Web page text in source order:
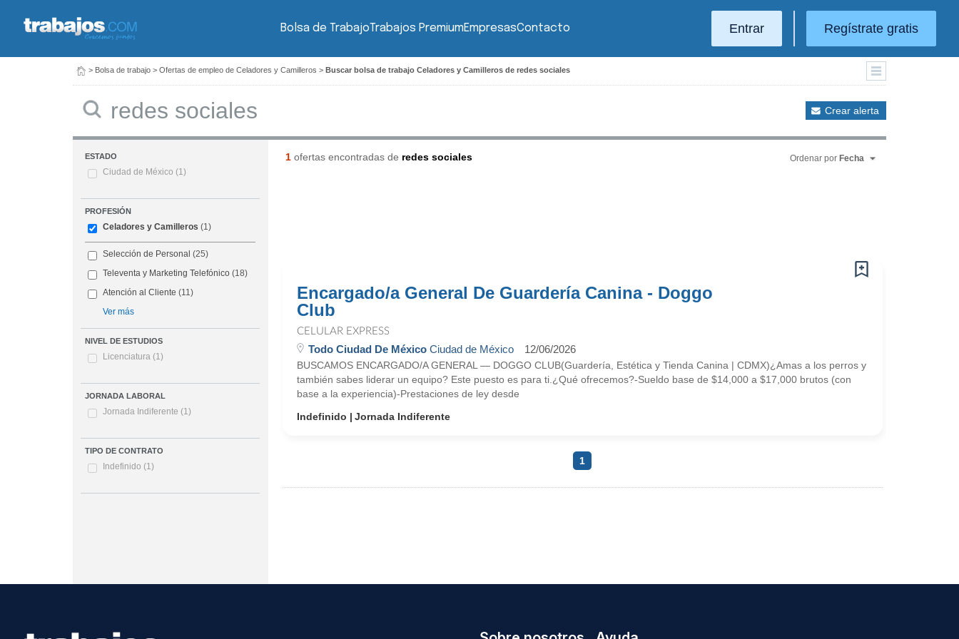
Bolsa de TrabajoTrabajos PremiumEmpresasContacto Entrar Regístrate gratis
> Bolsa de trabajo > Ofertas de empleo de Celadores y Camilleros > Buscar bolsa de trabajo Celadores y Camilleros de redes sociales
Crear alerta
ESTADO
Ciudad de México (1)
PROFESIÓN
Celadores y Camilleros (1)
Selección de Personal (25)
Televenta y Marketing Telefónico (18)
Atención al Cliente (11)
Ver más
NIVEL DE ESTUDIOS
Licenciatura (1)
JORNADA LABORAL
Jornada Indiferente (1)
TIPO DE CONTRATO
Indefinido (1)
1ofertas encontradas de redes sociales Ordenar por Fecha
Encargado/a General De Guardería Canina - Doggo
Club
CELULAR EXPRESS
Todo Ciudad De MéxicoCiudad de México 12/06/2026
BUSCAMOS ENCARGADO/A GENERAL — DOGGO CLUB(Guardería, Estética y Tienda Canina | CDMX)¿Amas a los perros y
también sabes liderar un equipo? Este puesto es para ti.¿Qué ofrecemos?-Sueldo base de $14,000 a $17,000 brutos (con
base a la experiencia)-Prestaciones de ley desde
Indefinido
Jornada Indiferente
1